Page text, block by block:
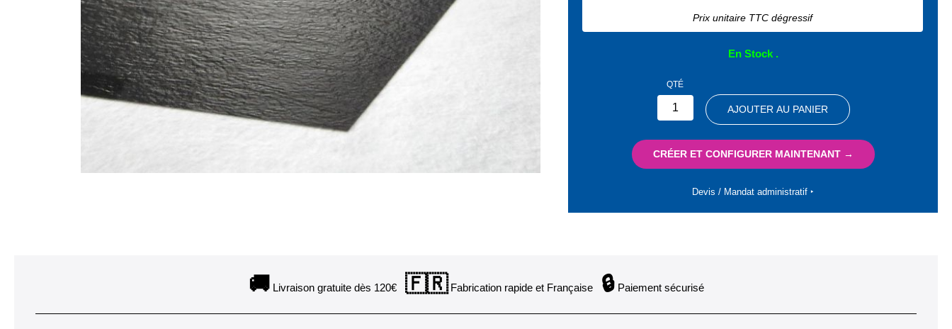
Prix unitaire TTC dégressif
En Stock
QTÉ
AJOUTER AU PANIER
CRÉER ET CONFIGURER MAINTENANT →
Devis / Mandat administratif ‣
🚚Livraison gratuite dès 120€ 🇫🇷Fabrication rapide et Française 🔒Paiement sécurisé